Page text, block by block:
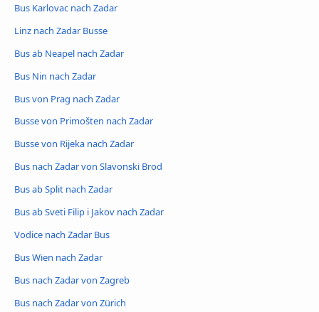
Bus Karlovac nach Zadar
Linz nach Zadar Busse
Bus ab Neapel nach Zadar
Bus Nin nach Zadar
Bus von Prag nach Zadar
Busse von Primošten nach Zadar
Busse von Rijeka nach Zadar
Bus nach Zadar von Slavonski Brod
Bus ab Split nach Zadar
Bus ab Sveti Filip i Jakov nach Zadar
Vodice nach Zadar Bus
Bus Wien nach Zadar
Bus nach Zadar von Zagreb
Bus nach Zadar von Zürich